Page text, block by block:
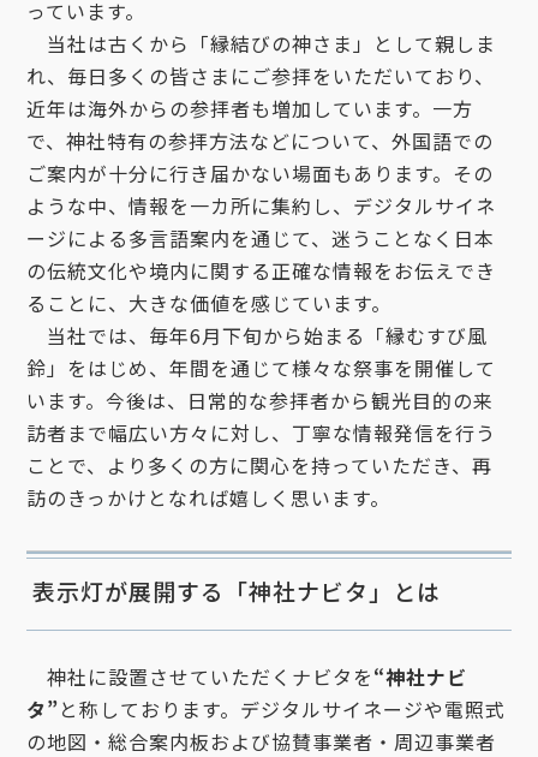
っています。
当社は古くから「縁結びの神さま」として親しま
れ、毎日多くの皆さまにご参拝をいただいており、
近年は海外からの参拝者も増加しています。一方
で、神社特有の参拝方法などについて、外国語での
ご案内が十分に行き届かない場面もあります。その
ような中、情報を一カ所に集約し、デジタルサイネ
ージによる多言語案内を通じて、迷うことなく日本
の伝統文化や境内に関する正確な情報をお伝えでき
ることに、大きな価値を感じています。
当社では、毎年6月下旬から始まる「縁むすび風
鈴」をはじめ、年間を通じて様々な祭事を開催して
います。今後は、日常的な参拝者から観光目的の来
訪者まで幅広い方々に対し、丁寧な情報発信を行う
ことで、より多くの方に関心を持っていただき、再
訪のきっかけとなれば嬉しく思います。
表示灯が展開する「神社ナビタ」とは
神社に設置させていただくナビタを“神社ナビ
タ”と称しております。デジタルサイネージや電照式
の地図・総合案内板および協賛事業者・周辺事業者